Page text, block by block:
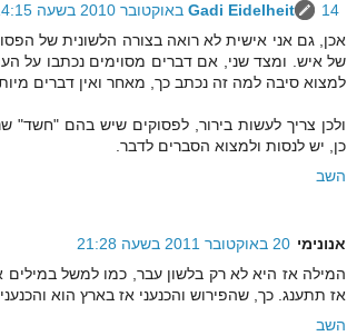
Gadi Eidelheit
14 באוקטובר 2010 בשעה 14:15
אכן, גם אני אישית לא רואה בצורה הלשונית של
של איש. ומצד שני, אם דברים מסוימים נכתבו על
למצוא סיבה למה זה נכתב כך, מאחר ואין דברים
ולכן צריך לעשות בירור, לפסוקים שיש בהם
כן, יש לנסות ולמצוא הסברים לדבר.
השב
אנונימי 20 באוקטובר 2011 בשעה 21:28
המילה אז היא לא רק בלשון עבר, כמו למשל
אז תתענג. כך, שהפירוש והכנעני אז בארץ הוא
השב